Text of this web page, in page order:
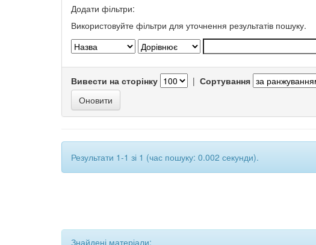
Додати фільтри:
Використовуйте фільтри для уточнення результатів пошуку.
Вивести на сторінку | Сортування
Результати 1-1 зі 1 (час пошуку: 0.002 секунди).
Знайдені матеріали: